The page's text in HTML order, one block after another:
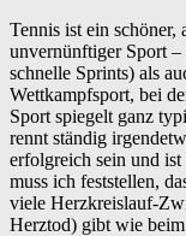
Tennis ist ein schöner,
unvernünftiger Sport
schnelle Sprints) als
Wettkampfsport, bei
Sport spiegelt ganz
rennt ständig
erfolgreich sein und
muss ich feststellen,
viele Herzkreislauf-
Herztod) gibt wie